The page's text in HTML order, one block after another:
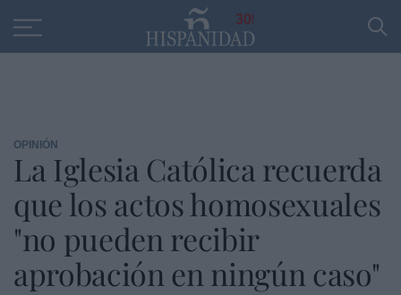
30
OPINIÓN
La Iglesia Católica recuerda
que los actos homosexuales
"no pueden recibir
aprobación en ningún caso"